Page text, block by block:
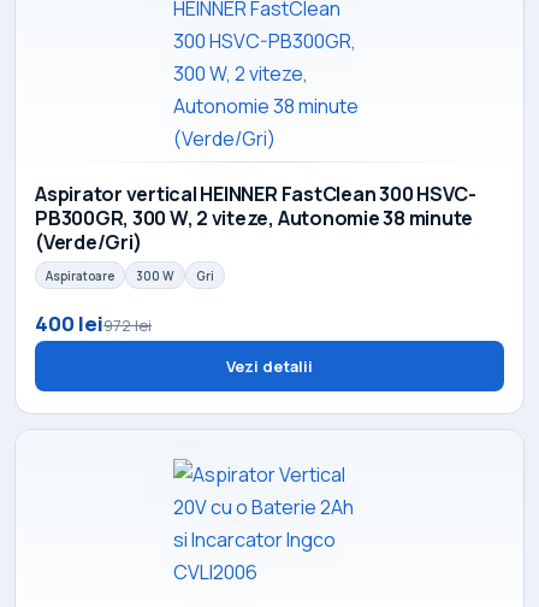
Aspirator vertical HEINNER FastClean 300 HSVC-
PB300GR, 300 W, 2 viteze, Autonomie 38 minute
(Verde/Gri)
Aspiratoare 300 W Gri
400 lei972 lei
Vezi detalii